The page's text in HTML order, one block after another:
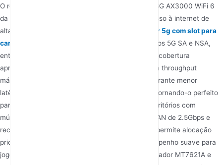
O roteador 5g com cartão SIM SA NSA 2.4G e 5.8G AX3000 WiFi 6
da Junhaoyue é uma solução poderosa para acesso à internet de
alta velocidade com a flexibilidade de um
roteador 5g com slot para
cartão SIM
. Este roteador suporta ambos os modos 5G SA e NSA,
entregando velocidades extremamente rápidas e cobertura
aprimorada nas bandas de 2.4GHz e 5.8GHz, com throughput
máximo de 3000Mbps. Sua tecnologia Wi-Fi 6 garante menor
latência e suporta até 128 usuários simultâneos, tornando-o perfeito
para residências movimentadas ou pequenos escritórios com
múltiplos dispositivos. A inclusão de uma porta WAN de 2.5Gbps e
recursos avançados de QoS (Quality of Service) permite alocação
priorizada de largura de banda, garantindo desempenho suave para
jogos e streaming 4K. Alimentado por um processador MT7621A e